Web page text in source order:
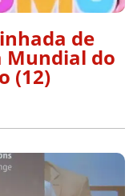
de
Mundial do
(12)